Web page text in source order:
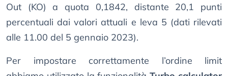
Out (KO) a quota 0,1842, distante 20,1 punti
percentuali dai valori attuali e leva 5 (dati rilevati
alle 11.00 del 5 gennaio 2023).
Per impostare correttamente l’ordine limit